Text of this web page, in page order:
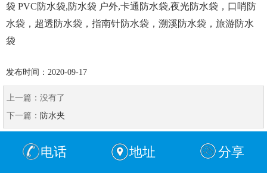
袋 PVC防水袋,防水袋 户外,卡通防水袋,夜光防水袋，口哨防
水袋，超透防水袋，指南针防水袋，溯溪防水袋，旅游防水
袋
发布时间：2020-09-17
上一篇：没有了
下一篇： 防水夹
电话 地址 分享